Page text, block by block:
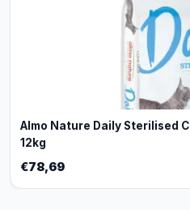
Almo Nature Daily Sterilised
12kg
€78,69